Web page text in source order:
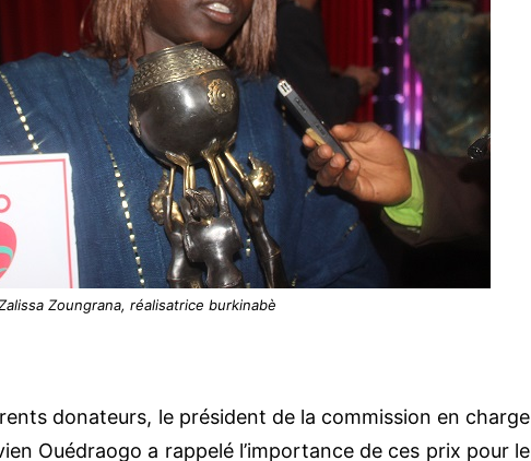
Zoungrana, réalisatrice burkinabè
donateurs, le président de la commission en charge
Ouédraogo a rappelé l’importance de ces prix pour le